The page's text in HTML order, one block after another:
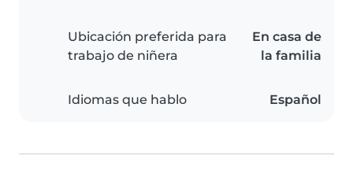
Ubicación preferida para
trabajo de niñera
En casa de
la familia
Idiomas que hablo Español